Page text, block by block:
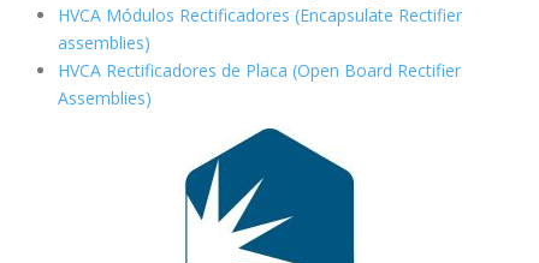
HVCA Módulos Rectificadores (Encapsulate Rectifier
assemblies)
HVCA Rectificadores de Placa (Open Board Rectifier
Assemblies)